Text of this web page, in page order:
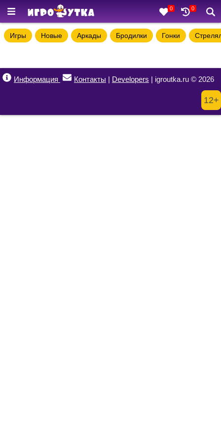
0 0
Игры Новые Аркады Бродилки Гонки
Информация Контакты | Developers | igroutka.ru © 2026
12+